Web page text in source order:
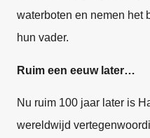
waterboten en nemen het
hun vader.
Ruim een eeuw later…
Nu ruim 100 jaar later is
wereldwijd